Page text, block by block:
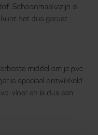
Schoonmaakazijn is
kunt het dus gerust
middel om je pvc-
is speciaal ontwikkeld
vloer en is dus een